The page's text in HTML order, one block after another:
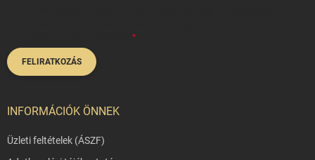
FELIRATKOZÁS
INFORMÁCIÓK ÖNNEK
Üzleti feltételek (ÁSZF)